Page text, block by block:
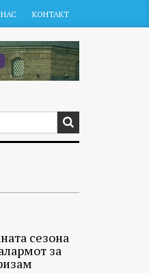
КОНТАКТ
сезона
за